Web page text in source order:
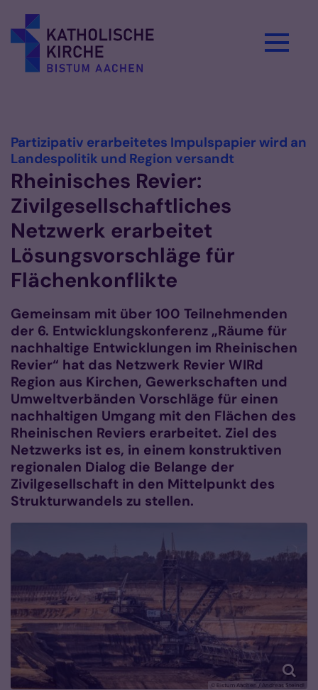
Partizipativ erarbeitetes Impulspapier wird an
Landespolitik und Region versandt
Rheinisches Revier:
Zivilgesellschaftliches
Netzwerk erarbeitet
Lösungsvorschläge für
Flächenkonflikte
Gemeinsam mit über 100 Teilnehmenden
der 6. Entwicklungskonferenz „Räume für
nachhaltige Entwicklungen im Rheinischen
Revier“ hat das Netzwerk Revier WIRd
Region aus Kirchen, Gewerkschaften und
Umweltverbänden Vorschläge für einen
nachhaltigen Umgang mit den Flächen des
Rheinischen Reviers erarbeitet. Ziel des
Netzwerks ist es, in einem konstruktiven
regionalen Dialog die Belange der
Zivilgesellschaft in den Mittelpunkt des
Strukturwandels zu stellen.
© Bistum Aachen / Andreas Steindl